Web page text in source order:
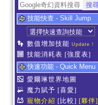
技能快查 - Skill Jump
數值增加技能 Update !
技能消耗表 [強度表]
快速功能 - Quick Menu
愛爾琳世界地圖
魔力賦予 [喜愛]
寵物介紹 [比較] [夥伴]